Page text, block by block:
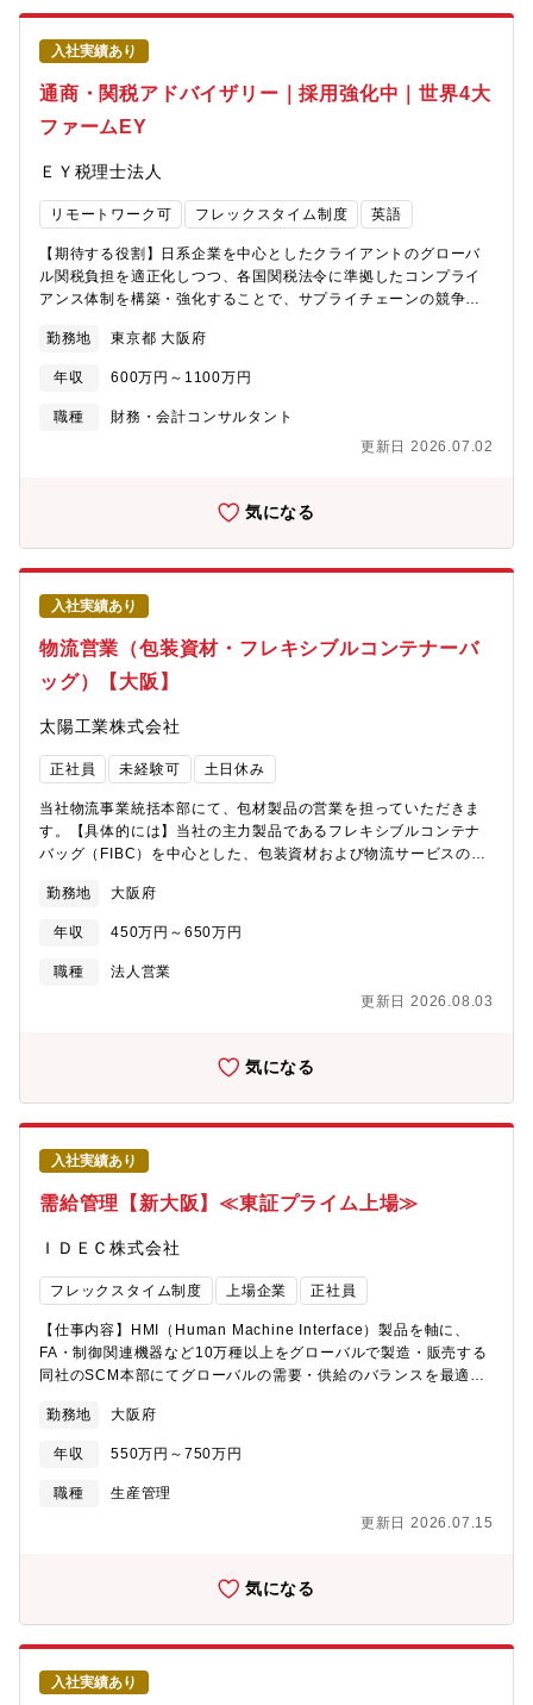
適正に運用されているかの確認をおこない、運用の助言やフォロ
ーアップを実施しています。【組織図】品質保証統括部 品質保
証チーム【出張頻度】・月2回程度（※監査等実施の場合には頻度
が増えます）・当社グループの各拠点
入社実績あり
通商・関税アドバイザリー｜採用強化中｜世界4大
ファームEY
ＥＹ税理士法人
リモートワーク可 フレックスタイム制度 英語
【期待する役割】日系企業を中心としたクライアントのグローバ
ル関税負担を適正化しつつ、各国関税法令に準拠したコンプライ
アンス体制を構築・強化することで、サプライチェーンの競争力
ク等の高まりにより、グローバル関税コスト削減とコンプライア
ンス強化へのニーズが急増しており、日系企業を中心とするクラ
イアント対応力を高めるための増員募集です。【職務内容】・日
系大手メーカー等に対する関税プランニングの立案・提案（関税
イアンス体制および輸出管理プロセスの構築・強化（マニュアル
税DX・アウトソーシング支援（関税関連ツール活用や特定業務の
受託による業務効率化支援）・日本および各国当局との折衝・交
渉（関税プランニング内容の説明・説得、指摘への対応）・海外
EYチームとの連携・コミュニケーション（各国関税法の知見収
集、共同プロジェクトの推進、英語での情報交換・報告）【組織
構成】約13名の少数精鋭チームで、メーカー出身者（通商・関
税・法務、貿易実務）、税関出身者、USCPA保有者、法科大学院
出身者、プロパー社員など多様なバックグラウンドのメンバーで
構成されています。大阪拠点に2名、それ以外は東京拠点に在籍し
視する文化のもと、納期内に正確なアウトプットを提供すること
を前提に、各自が働き方を工夫しています。お子さんのいるメン
バーも在籍しており、少人数かつフラットで意見を言い合いやす
も高い部署です。【キャリアパス】通商・関税アドバイザリー領
域で経験を積み、Staffから将来的にパートナーを目指すキャリア
パスを想定しています。日本のBig4の中で関税チームにパートナ
ーが2名在籍しているのはEYのみであり、国際税務チーム等との
域へと専門性を広げることも可能です。【魅力】・パートナー・
な持ち分と成果物の責任が割り当てられるため、キャリア初期か
ら大きな裁量を持って成長できます。・HSコード回し等のオペレ
流の企画・構築業務に主に携われます。・関税プランニングと移
勤務地 東京都 大阪府
年収 600万円～1100万円
職種
財務・会計コンサルタント
更新日 2026.07.02
気になる
入社実績あり
物流営業（包装資材・フレキシブルコンテナーバ
ッグ）【大阪】
太陽工業株式会社
正社員 未経験可 土日休み
当社物流事業統括本部にて、包材製品の営業を担っていただきま
す。【具体的には】当社の主力製品であるフレキシブルコンテナ
バッグ（FIBC）を中心とした、包装資材および物流サービスの提
カルメーカー、食品メーカー、飼料メーカー等となり、既存顧客
を中心に20～50社をご担当いただきます。その他、冷蔵・冷凍商
品向け保冷容器の営業も一部担当いただきます。【1日の流れ
（例）】＜直行直帰の場合＞9:00～17:00 顧客訪問（複数社）
積・資料作成13:00 社内打合せ16:00 顧客対応・アポイント調
（30分～1時間）※月平均残業：15～20時間程度【製品の強み】
■ランニングタイプのフレキシブルコンテナバックについては、国
内トップクラスのシェア！■物流業務の効率化やデリバリー業務の
DXに採用！└コンテナーバッグの運用状況を徹底管理。【入社後
お任せしたい事】工場・座学研修にて製品知識・業界知識を習得
先輩社員担当顧客の同行・OJT2ヶ月～3ヶ月後に担当顧客を持
ち、独り立ち【募集背景】退職に伴う欠員補充のため【組織構
成】部長（１名）＋課長（3名）＋メンバー（17名）※年齢内訳：
20代 4名／30代 2名／40代 5名／50代 5名／60代 1名※中途入社
比率：約40％【社風】■裁量を持ち業務に取り組める環境です。後
輩・部下に裁量を持たせてチャレンジさせるというのを重要にし
ております。面接の中でもその観点は重視されていらっしゃり、
手を挙げれば広くチャレンジできる環境が整っております。◎魅
力◎万博のパビリオンにも多く関わっております。大型膜構造物
製造においてトップクラス、業界のリーディングカンパニーとし
は滅多にありませんが、東京ドームをはじめとするスポーツ施
同社の膜構造技術が用いられています。また、建造物だけではな
く、物流のコンテナバッグでも同社の商品は多く使われており、
等も扱っております。【代表的な膜構造建築物】東京駅八重洲口
味の素スタジアム（天井）、阪神競馬場（観客席シェード部
分）、大阪ユニバーサルシティ駅、新豊洲Brilliaランニングスタ
ジアム、Medina Haram Piazza Shading Umbrellas(Saudi
Arabia)、Denver International Airport(USA)、Shanghai
International Circuit(CHINA)、SouthAfrica FIFA World Cup
Stadium(SouthAfrica)、LODZ TRAMSTATION（Poland） 等
勤務地 大阪府
年収 450万円～650万円
職種
法人営業
更新日 2026.08.03
気になる
入社実績あり
需給管理【新大阪】≪東証プライム上場≫
ＩＤＥＣ株式会社
フレックスタイム制度 上場企業 正社員
【仕事内容】HMI（Human Machine Interface）製品を軸に、
FA・制御関連機器など10万種以上をグローバルで製造・販売する
同社のSCM本部にてグローバルの需要・供給のバランスを最適化
ていただきます。【具体的な業務内容】・年間・月次・週次の需
給計画の策定と運用・製品別の在庫方針（在庫水準・回転日数な
ど）の設定と見直し・生産計画部門との協調による供給安定化と
納期遵守率の向上・ERP・SCPシステム等のDX支援システムを活
年の創業以来、制御機器の総合メーカーとして歩み、2005年には
「HMI（ヒューマンマシンインターフェース）」を核に、人と機
械の接点を支えるグローバル企業です。 《企業特徴》■制御技
術・安全技術を核とした「技術力」に強みがあり、国内外で数多
くの特許を保有。10万機種以上の幅広い製品ラインアップを誇り
ます。■「安全」に対する圧倒的な意識を持ち、国際的な安全規格
（ISO/IEC）の策定にも深く関与。「ルールを作れるメーカー」と
勤務地 大阪府
年収 550万円～750万円
職種
生産管理
更新日 2026.07.15
気になる
入社実績あり